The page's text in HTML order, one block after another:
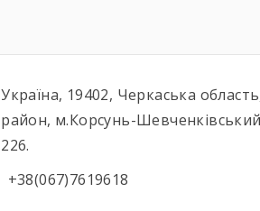
Україна, 19402, Черкаська
район, м.Корсунь-
226.
+38(067)7619618